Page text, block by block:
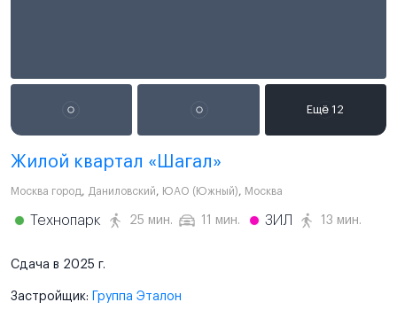
Жилой квартал «Шагал»
Москва город, Даниловский, ЮАО (Южный), Москва
Технопарк 25 мин. 11 мин. ЗИЛ 13 мин.
Сдача в 2025 г.
Застройщик: Группа Эталон